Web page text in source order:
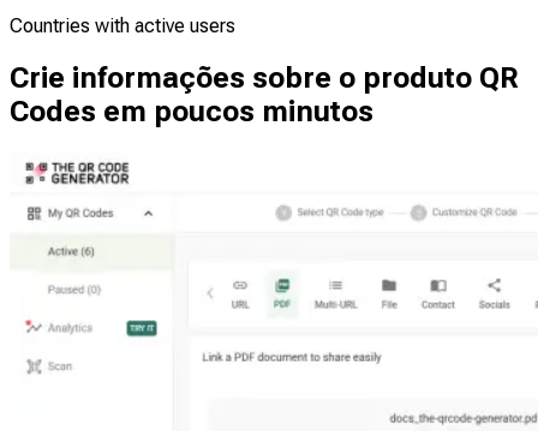
Countries with active users
Crie informações sobre o produto QR
Codes em poucos minutos